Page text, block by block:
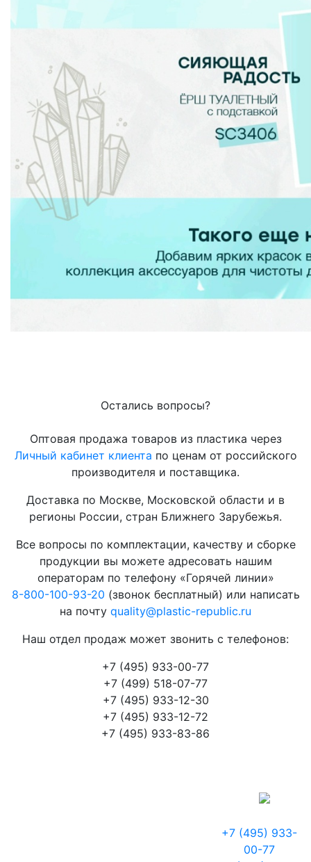
Остались вопросы?
Оптовая продажа товаров из пластика через
Личный кабинет клиента по ценам от российского
производителя и поставщика.
Доставка по Москве, Московской области и в
регионы России, стран Ближнего Зарубежья.
Все вопросы по комплектации, качеству и сборке
продукции вы можете адресовать нашим
операторам по телефону «Горячей линии»
8-800-100-93-20 (звонок бесплатный) или написать
на почту quality@plastic-republic.ru
Наш отдел продаж может звонить с телефонов:
+7 (495) 933-00-77
+7 (499) 518-07-77
+7 (495) 933-12-30
+7 (495) 933-12-72
+7 (495) 933-83-86
+7 (495) 933-
00-77